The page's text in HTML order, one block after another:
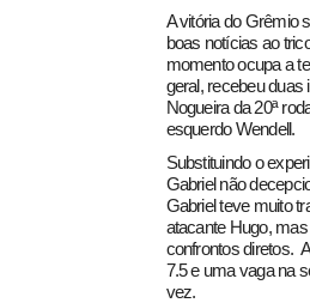
A vitória do Grêmio
boas notícias ao
momento ocupa a
geral, recebeu duas
Nogueira da 20ª
esquerdo Wendell.
Substituindo o
Gabriel não
Gabriel teve muito
atacante Hugo,
confrontos diretos.
7.5 e uma vaga na
vez.